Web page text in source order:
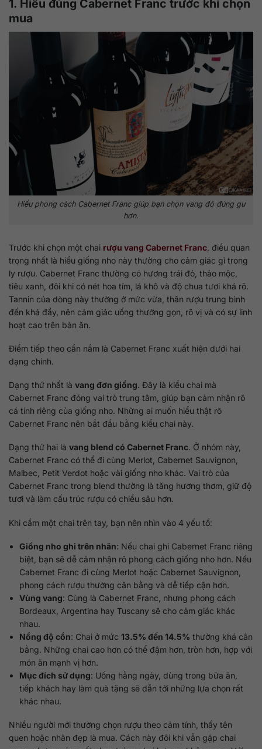
1. Hiểu đúng Cabernet Franc trước khi chọn
mua
Hiểu phong cách Cabernet Franc giúp bạn chọn vang đỏ đúng gu
hơn.
Trước khi chọn một chai rượu vang Cabernet Franc , điều quan
trọng nhất là hiểu giống nho này thường cho cảm giác gì trong
ly rượu. Cabernet Franc thường có hương trái đỏ, thảo mộc,
tiêu xanh, đôi khi có nét hoa tím, lá khô và độ chua tươi khá rõ.
Tannin của dòng này thường ở mức vừa, thân rượu trung bình
đến khá đầy, nên cảm giác uống thường gọn, rõ vị và có sự linh
hoạt cao trên bàn ăn.
Điểm tiếp theo cần nắm là Cabernet Franc xuất hiện dưới hai
dạng chính.
Dạng thứ nhất là vang đơn giống. Đây là kiểu chai mà
Cabernet Franc đóng vai trò trung tâm, giúp bạn cảm nhận rõ
cá tính riêng của giống nho. Những ai muốn hiểu thật rõ
Cabernet Franc nên bắt đầu bằng kiểu chai này.
Dạng thứ hai là vang blend có Cabernet Franc. Ở nhóm này,
Cabernet Franc có thể đi cùng Merlot, Cabernet Sauvignon,
Malbec, Petit Verdot hoặc vài giống nho khác. Vai trò của
Cabernet Franc trong blend thường là tăng hương thơm, giữ độ
tươi và làm cấu trúc rượu có chiều sâu hơn.
Khi cầm một chai trên tay, bạn nên nhìn vào 4 yếu tố:
Giống nho ghi trên nhãn: Nếu chai ghi Cabernet Franc riêng
biệt, bạn sẽ dễ cảm nhận rõ phong cách giống nho hơn. Nếu
Cabernet Franc đi cùng Merlot hoặc Cabernet Sauvignon,
phong cách rượu thường cân bằng và dễ tiếp cận hơn.
Vùng vang: Cùng là Cabernet Franc, nhưng phong cách
Bordeaux, Argentina hay Tuscany sẽ cho cảm giác khác
nhau.
Nồng độ cồn: Chai ở mức13.5% đến 14.5% thường khá cân
bằng. Những chai cao hơn có thể đậm hơn, tròn hơn, hợp với
món ăn mạnh vị hơn.
Mục đích sử dụng: Uống hằng ngày, dùng trong bữa ăn,
tiếp khách hay làm quà tặng sẽ dẫn tới những lựa chọn rất
khác nhau.
Nhiều người mới thường chọn rượu theo cảm tính, thấy tên
quen hoặc nhãn đẹp là mua. Cách này đôi khi vẫn gặp chai